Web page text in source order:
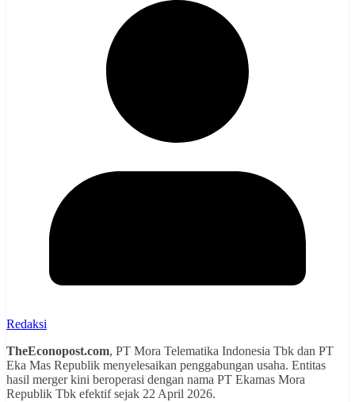
Redaksi
TheEconopost.com, PT Mora Telematika Indonesia Tbk dan PT
Eka Mas Republik menyelesaikan penggabungan usaha. Entitas
hasil merger kini beroperasi dengan nama PT Ekamas Mora
Republik Tbk efektif sejak 22 April 2026.